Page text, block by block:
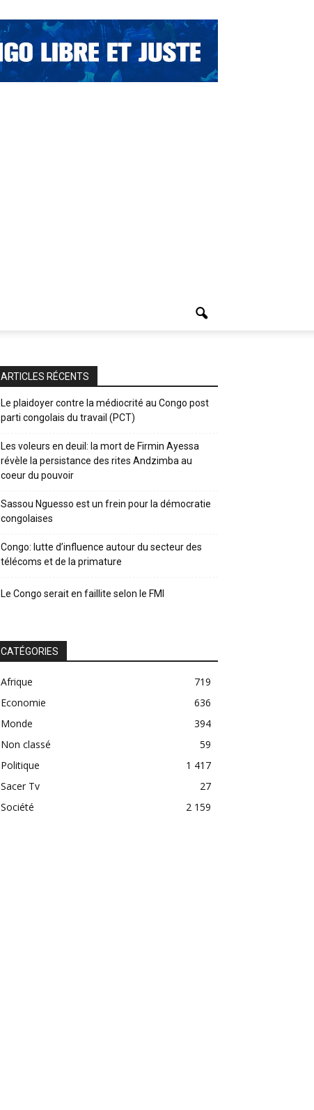
ARTICLES RÉCENTS
Le plaidoyer contre la médiocrité au Congo post
parti congolais du travail (PCT)
Les voleurs en deuil: la mort de Firmin Ayessa
révèle la persistance des rites Andzimba au
coeur du pouvoir
Sassou Nguesso est un frein pour la démocratie
congolaises
Congo: lutte d’influence autour du secteur des
télécoms et de la primature
Le Congo serait en faillite selon le FMI
CATÉGORIES
Afrique
719
Economie
636
Monde
394
Non classé
59
Politique
1 417
Sacer Tv
27
Société
2 159